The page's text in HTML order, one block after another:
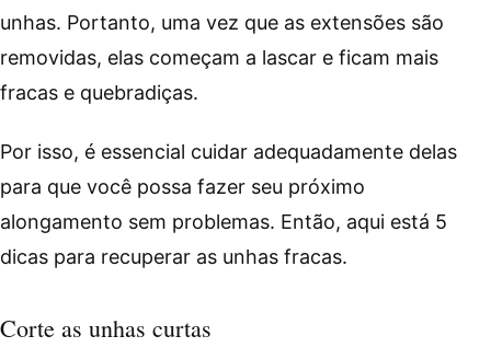
unhas. Portanto, uma vez que as extensões são
removidas, elas começam a lascar e ficam mais
fracas e quebradiças.
Por isso, é essencial cuidar adequadamente delas
para que você possa fazer seu próximo
alongamento sem problemas. Então, aqui está 5
dicas para recuperar as unhas fracas.
Corte as unhas curtas